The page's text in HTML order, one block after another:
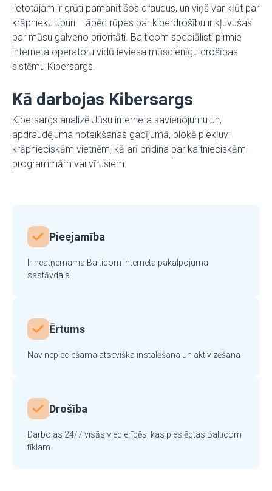
lietotājam ir grūti pamanīt šos draudus, un viņš var kļūt par
krāpnieku upuri. Tāpēc rūpes par kiberdrošību ir kļuvušas
par mūsu galveno prioritāti. Balticom speciālisti pirmie
interneta operatoru vidū ieviesa mūsdienīgu drošības
sistēmu Kibersargs.
Kā darbojas Kibersargs
Kibersargs analizē Jūsu interneta savienojumu un,
apdraudējuma noteikšanas gadījumā, bloķē piekļuvi
krāpnieciskām vietnēm, kā arī brīdina par kaitnieciskām
programmām vai vīrusiem.
Pieejamība
Ir neatņemama Balticom interneta pakalpojuma
sastāvdaļa
Ērtums
Nav nepieciešama atsevišķa instalēšana un aktivizēšana
Drošība
Darbojas 24/7 visās viedierīcēs, kas pieslēgtas Balticom
tīklam